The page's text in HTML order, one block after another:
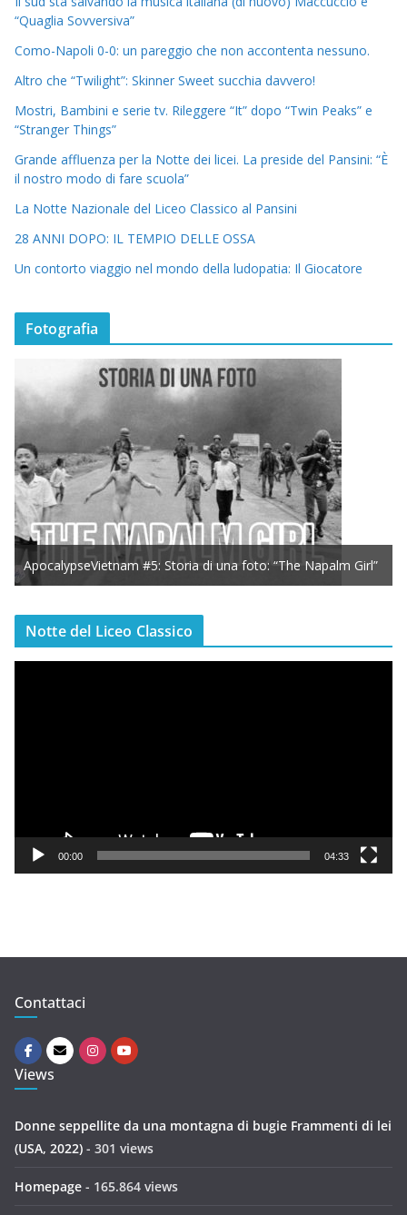
“Quaglia Sovversiva”
Como-Napoli 0-0: un pareggio che non accontenta nessuno.
Altro che “Twilight”: Skinner Sweet succhia davvero!
Mostri, Bambini e serie tv. Rileggere “It” dopo “Twin Peaks” e
“Stranger Things”
Grande affluenza per la Notte dei licei. La preside del Pansini: “È
il nostro modo di fare scuola”
La Notte Nazionale del Liceo Classico al Pansini
28 ANNI DOPO: IL TEMPIO DELLE OSSA
Un contorto viaggio nel mondo della ludopatia: Il Giocatore
Fotografia
ApocalypseVietnam #5: Storia di una foto: “The Napalm Girl”
Notte del Liceo Classico
e
00:00 04:33
Contattaci
Views
Donne seppellite da una montagna di bugie Frammenti di lei
(USA, 2022) - 301 views
Homepage - 165.864 views